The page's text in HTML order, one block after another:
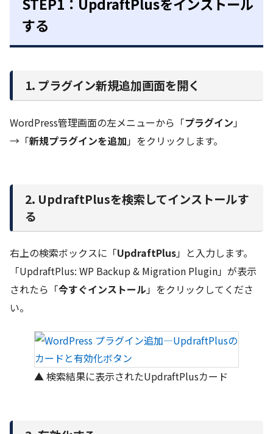
する
1. プラグイン新規追加画面を開く
WordPress管理画面の左メニューから「プラグイン 」
→「新規プラグインを追加 」をクリックします。
2. UpdraftPlusを検索してインストールす
る
右上の検索ボックスに「UpdraftPlus」と入力します。
「UpdraftPlus: WP Backup & Migration Plugin」が表示
されたら「今すぐインストール」をクリックしてくださ
い。
▲ 検索結果に表示されたUpdraftPlusカード